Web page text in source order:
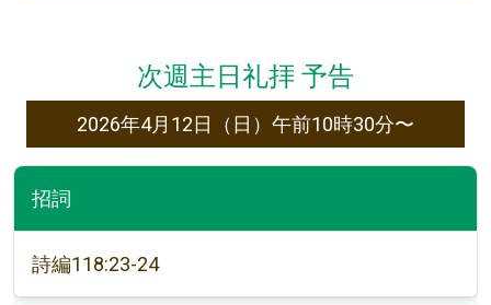
次週主日礼拝 予告
2026年4月12日（日）午前10時30分〜
招詞
詩編118:23-24